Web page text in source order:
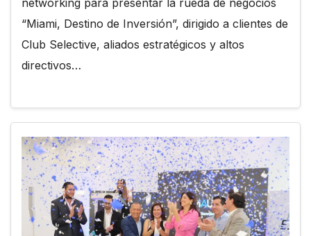
“Miami, Destino de Inversión”, dirigido a clientes de
Club Selective, aliados estratégicos y altos
directivos…